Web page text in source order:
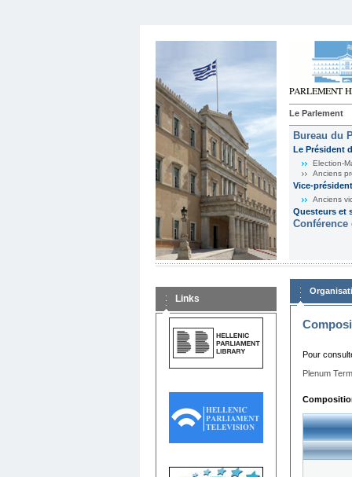
Le Parlement
Bureau du
Le Président
Election-
Anciens
Vice-
Anciens
Questeurs et
Links
Pour
Plenum